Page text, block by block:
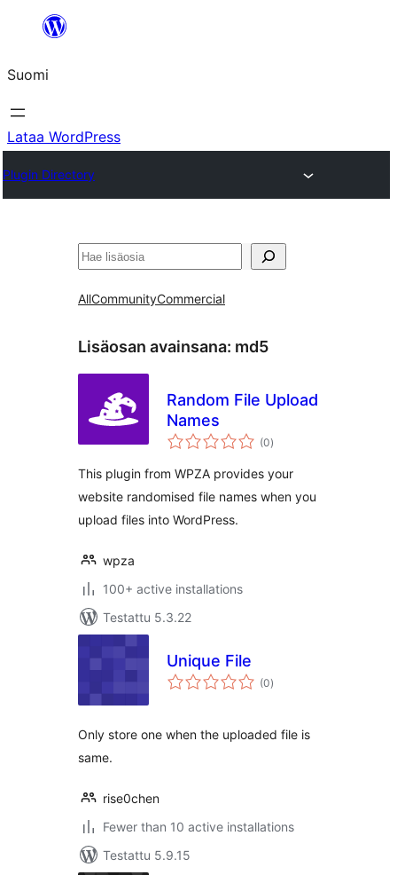
Suomi
Lataa WordPress
Plugin Directory
Etsi
AllCommunityCommercial
Lisäosan avainsana: md5
Random File Upload
Names
(0arvosanat
yhteensä
)
This plugin from WPZA provides your
website randomised file names when you
upload files into WordPress.
wpza
100+ active installations
Testattu 5.3.22
Unique File
(0arvosanat
yhteensä
)
Only store one when the uploaded file is
same.
rise0chen
Fewer than 10 active installations
Testattu 5.9.15